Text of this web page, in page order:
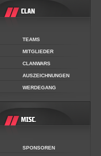
TEAMS
MITGLIEDER
CLANWARS
AUSZEICHNUNGEN
WERDEGANG
SPONSOREN